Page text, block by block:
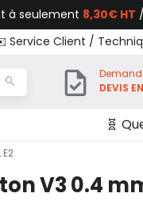
à seulement 8,30€ HT
Service Client /
DEVIS
🧬
V3 0.4